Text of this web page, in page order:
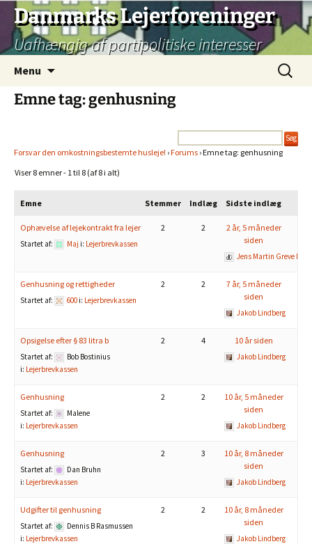
Hop
indhold
Danmarks Lejerforeninger
Uafhængig af partipolitiske interesser
Menu
Søg
efter:
Emne tag: genhusning
Forsvar den omkostningsbestemte husleje! ›Forums › Emne tag: genhusning
Viser 8 emner - 1 til 8 (af 8 i alt)
Emne Stemmer Indlæg Sidste indlæg
Ophævelse af lejekontrakt fra lejer
Startet af: Maj i: Lejerbrevkassen
2 2
2 år, 5 måneder
siden
Jens Martin Greve
Genhusning og rettigheder
Startet af: 600 i: Lejerbrevkassen
2 2
7 år, 5 måneder
siden
Jakob Lindberg
Opsigelse efter § 83 litra b
Startet af:
Bob Bostinius
i: Lejerbrevkassen
2 4 10 år siden
Jakob Lindberg
Genhusning
Startet af:
Malene
i: Lejerbrevkassen
2 2
10 år, 5 måneder
siden
Jakob Lindberg
Genhusning
Startet af:
Dan Bruhn
i: Lejerbrevkassen
2 3
10 år, 8 måneder
siden
Jakob Lindberg
Udgifter til genhusning
Startet af:
Dennis B Rasmussen
i: Lejerbrevkassen
2 2
10 år, 8 måneder
siden
Jakob Lindberg